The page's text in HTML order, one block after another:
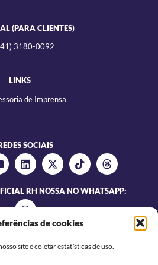
de cookies
site e coletar estatísticas de uso.
(PARA CLIENTES)
3180-0092
LINKS
de Imprensa
SOCIAIS
RH NOSSA NO WHATSAPP: